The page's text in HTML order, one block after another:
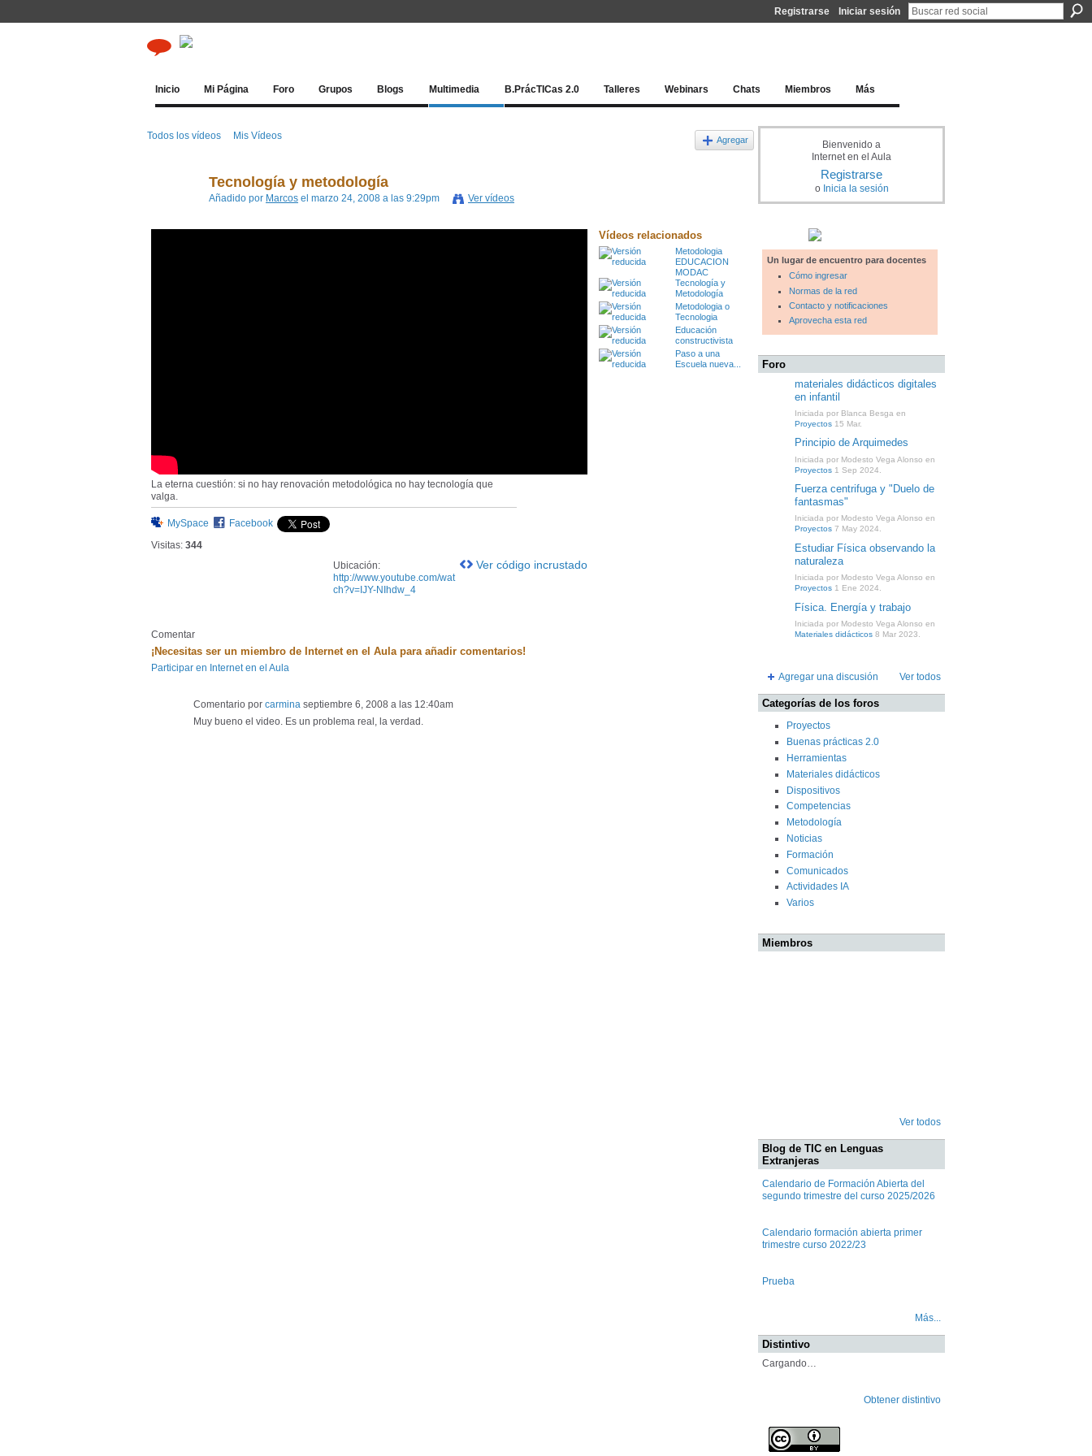
Registrarse Iniciar sesión
Inicio Mi Página Foro Grupos Blogs Multimedia B.PrácTICas 2.0 Talleres Webinars Chats Miembros Más
Todos los vídeos Mis Vídeos Agregar
Tecnología y metodología
Añadido por Marcos el marzo 24, 2008 a las 9:29pm Ver vídeos
La eterna cuestión: si no hay renovación metodológica no hay tecnología que
valga.
MySpace
Facebook
Visitas: 344
Ver código incrustado
Ubicación:
http://www.youtube.com/wat
ch?v=IJY-NIhdw_4
Vídeos relacionados
Metodologia
EDUCACION
MODAC
Tecnología y
Metodología
Metodologia o
Tecnologia
Educación
constructivista
Paso a una
Escuela nueva...
Comentar
¡Necesitas ser un miembro de Internet en el Aula para añadir comentarios!
Participar en Internet en el Aula
Comentario por carmina septiembre 6, 2008 a las 12:40am
Muy bueno el video. Es un problema real, la verdad.
Bienvenido a
Internet en el Aula
Registrarse
o Inicia la sesión
Un lugar de encuentro para docentes
Cómo ingresar
Normas de la red
Contacto y notificaciones
Aprovecha esta red
Foro
materiales didácticos digitales
en infantil
Iniciada por Blanca Besga en
Proyectos 15 Mar.
Principio de Arquimedes
Iniciada por Modesto Vega Alonso en
Proyectos 1 Sep 2024.
Fuerza centrifuga y "Duelo de
fantasmas"
Iniciada por Modesto Vega Alonso en
Proyectos 7 May 2024.
Estudiar Física observando la
naturaleza
Iniciada por Modesto Vega Alonso en
Proyectos 1 Ene 2024.
Física. Energía y trabajo
Iniciada por Modesto Vega Alonso en
Materiales didácticos 8 Mar 2023.
Agregar una discusión Ver todos
Categorías de los foros
Proyectos
Buenas prácticas 2.0
Herramientas
Materiales didácticos
Dispositivos
Competencias
Metodología
Noticias
Formación
Comunicados
Actividades IA
Varios
Miembros
Ver todos
Blog de TIC en Lenguas
Extranjeras
Calendario de Formación Abierta del
segundo trimestre del curso 2025/2026
Calendario formación abierta primer
trimestre curso 2022/23
Prueba
Más...
Distintivo
Cargando…
Obtener distintivo